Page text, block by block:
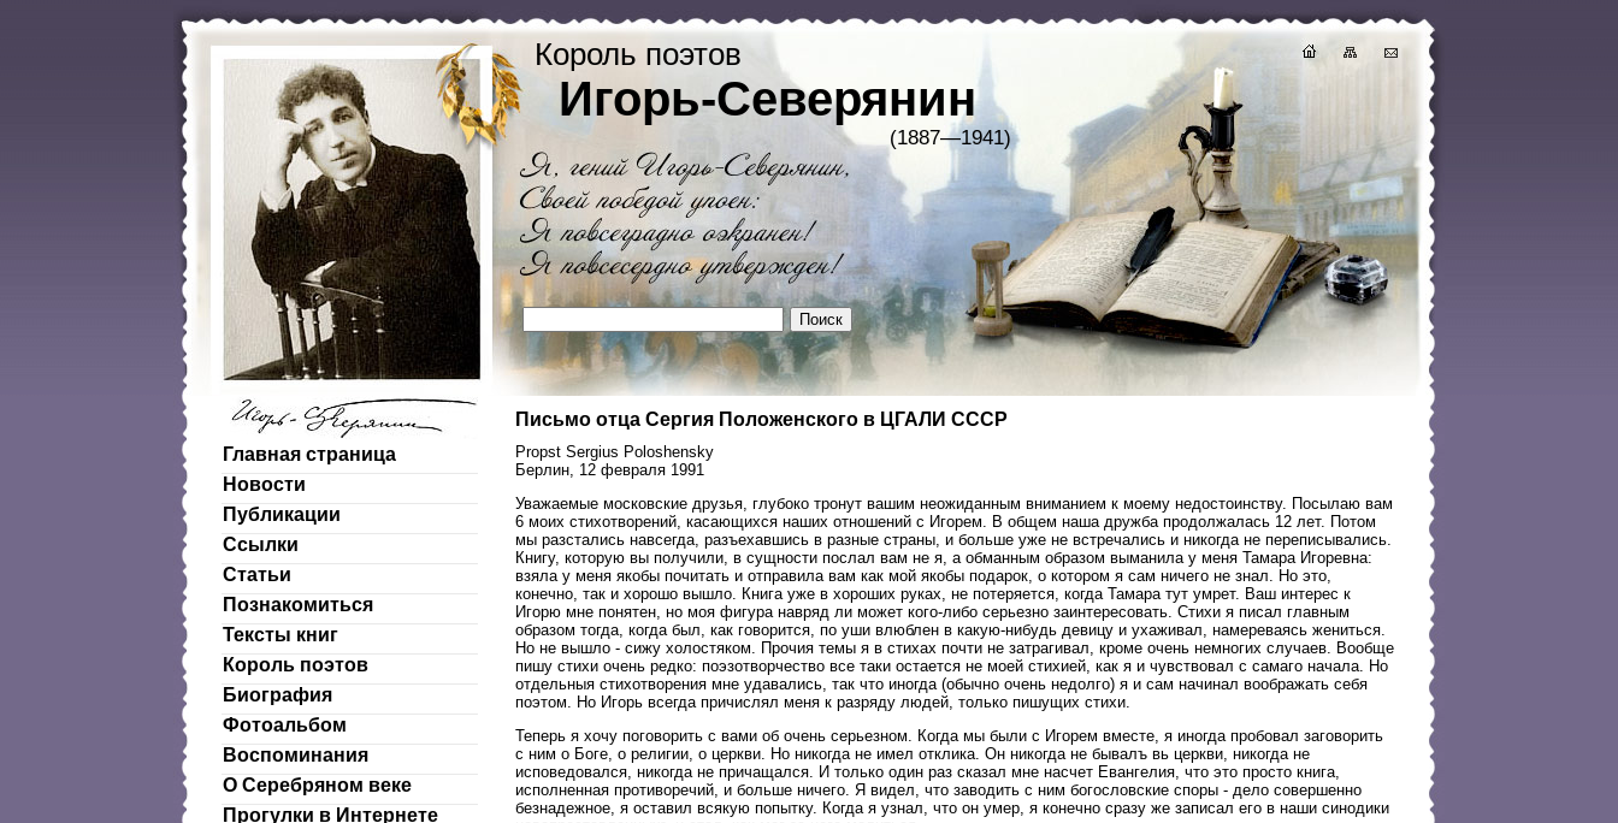
Король поэтов
Игорь-Северянин
(1887—1941)
Главная страница
Новости
Публикации
Ссылки
Статьи
Познакомиться
Тексты книг
Король поэтов
Биография
Фотоальбом
Воспоминания
О Серебряном веке
Прогулки в Интернете
Письмо отца Сергия Положенского в ЦГАЛИ СССР
Propst Sergius Poloshensky
Берлин, 12 февраля 1991
Уважаемые московские друзья, глубоко тронут вашим неожиданным вниманием к моему недостоинству. Посылаю вам
6 моих стихотворений, касающихся наших отношений с Игорем. В общем наша дружба продолжалась 12 лет. Потом
мы разстались навсегда, разъехавшись в разные страны, и больше уже не встречались и никогда не переписывались.
Книгу, которую вы получили, в сущности послал вам не я, а обманным образом выманила у меня Тамара Игоревна:
взяла у меня якобы почитать и отправила вам как мой якобы подарок, о котором я сам ничего не знал. Но это,
конечно, так и хорошо вышло. Книга уже в хороших руках, не потеряется, когда Тамара тут умрет. Ваш интерес к
Игорю мне понятен, но моя фигура навряд ли может кого-либо серьезно заинтересовать. Стихи я писал главным
образом тогда, когда был, как говорится, по уши влюблен в какую-нибудь девицу и ухаживал, намереваясь жениться.
Но не вышло - сижу холостяком. Прочия темы я в стихах почти не затрагивал, кроме очень немногих случаев. Вообще
пишу стихи очень редко: поэзотворчество все таки остается не моей стихией, как я и чувствовал с самаго начала. Но
отдельныя стихотворения мне удавались, так что иногда (обычно очень недолго) я и сам начинал воображать себя
поэтом. Но Игорь всегда причислял меня к разряду людей, только пишущих стихи.
Теперь я хочу поговорить с вами об очень серьезном. Когда мы были с Игорем вместе, я иногда пробовал заговорить
с ним о Боге, о религии, о церкви. Но никогда не имел отклика. Он никогда не бывалъ вь церкви, никогда не
исповедовался, никогда не причащался. И только один раз сказал мне насчет Евангелия, что это просто книга,
исполненная противоречий, и больше ничего. Я видел, что заводить с ним богословские споры - дело совершенно
безнадежное, я оставил всякую попытку. Когда я узнал, что он умер, я конечно сразу же записал его в наши синодики